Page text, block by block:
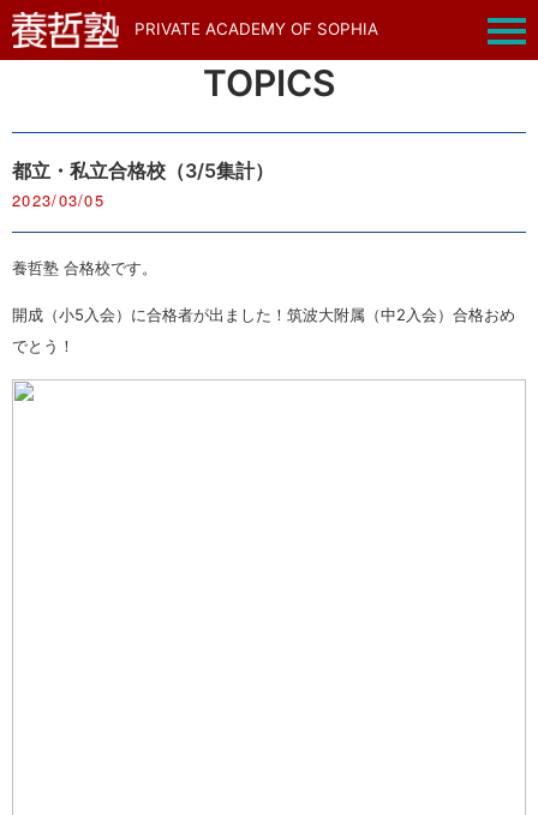
PRIVATE ACADEMY OF SOPHIA
TOPICS
都立・私立合格校（3/5集計）
2023/03/05
養哲塾 合格校です。
開成（小5入会）に合格者が出ました！筑波大附属（中2入会）合格おめ
でとう！